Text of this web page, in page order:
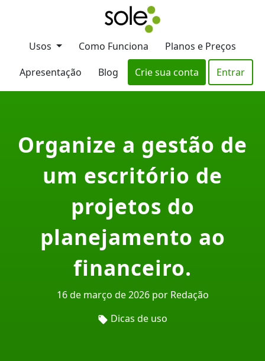
Usos Como Funciona
Planos e Preços
Apresentação
Blog Crie sua conta Entrar
Organize a gestão de
um escritório de
projetos do
planejamento ao
financeiro.
16 de março de 2026 por Redação
Dicas de uso